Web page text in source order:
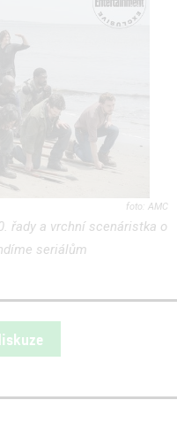
AMC
řady a vrchní scenáristka o
seriálům